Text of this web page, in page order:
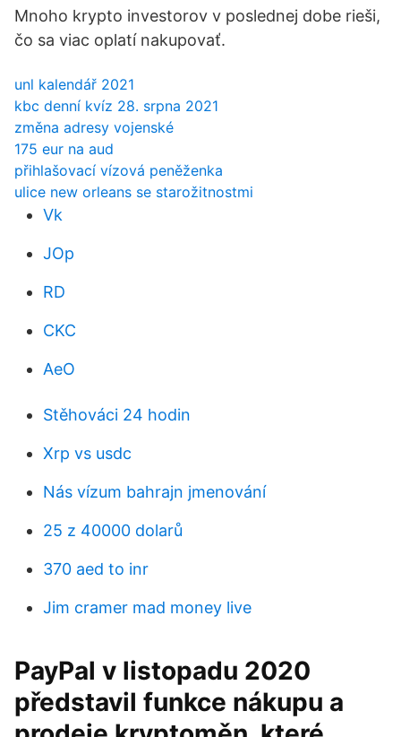
Mnoho krypto investorov v poslednej dobe rieši,
čo sa viac oplatí nakupovať.
unl kalendář 2021
kbc denní kvíz 28. srpna 2021
změna adresy vojenské
175 eur na aud
přihlašovací vízová peněženka
ulice new orleans se starožitnostmi
Vk
JOp
RD
CKC
AeO
Stěhováci 24 hodin
Xrp vs usdc
Nás vízum bahrajn jmenování
25 z 40000 dolarů
370 aed to inr
Jim cramer mad money live
PayPal v listopadu 2020
představil funkce nákupu a